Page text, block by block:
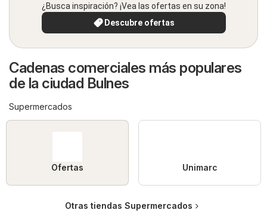
¿Busca inspiración? ¡Vea las ofertas en su zona!
Descubre ofertas
Cadenas comerciales más populares
de la ciudad Bulnes
Supermercados
Ofertas Unimarc
Otras tiendas Supermercados